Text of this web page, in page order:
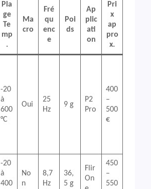
Pla
ge
Te
mp
.
Ma
cro
Fré
qu
enc
e
Poi
ds
Ap
plic
ati
on
Pri
x
ap
pro
x.
-20
à
600
°C
Oui
25
Hz
9 g
P2
Pro
400
–
500
€
-20
à
400
No
n
8,7
Hz
36,
5 g
Flir
On
450
–
550